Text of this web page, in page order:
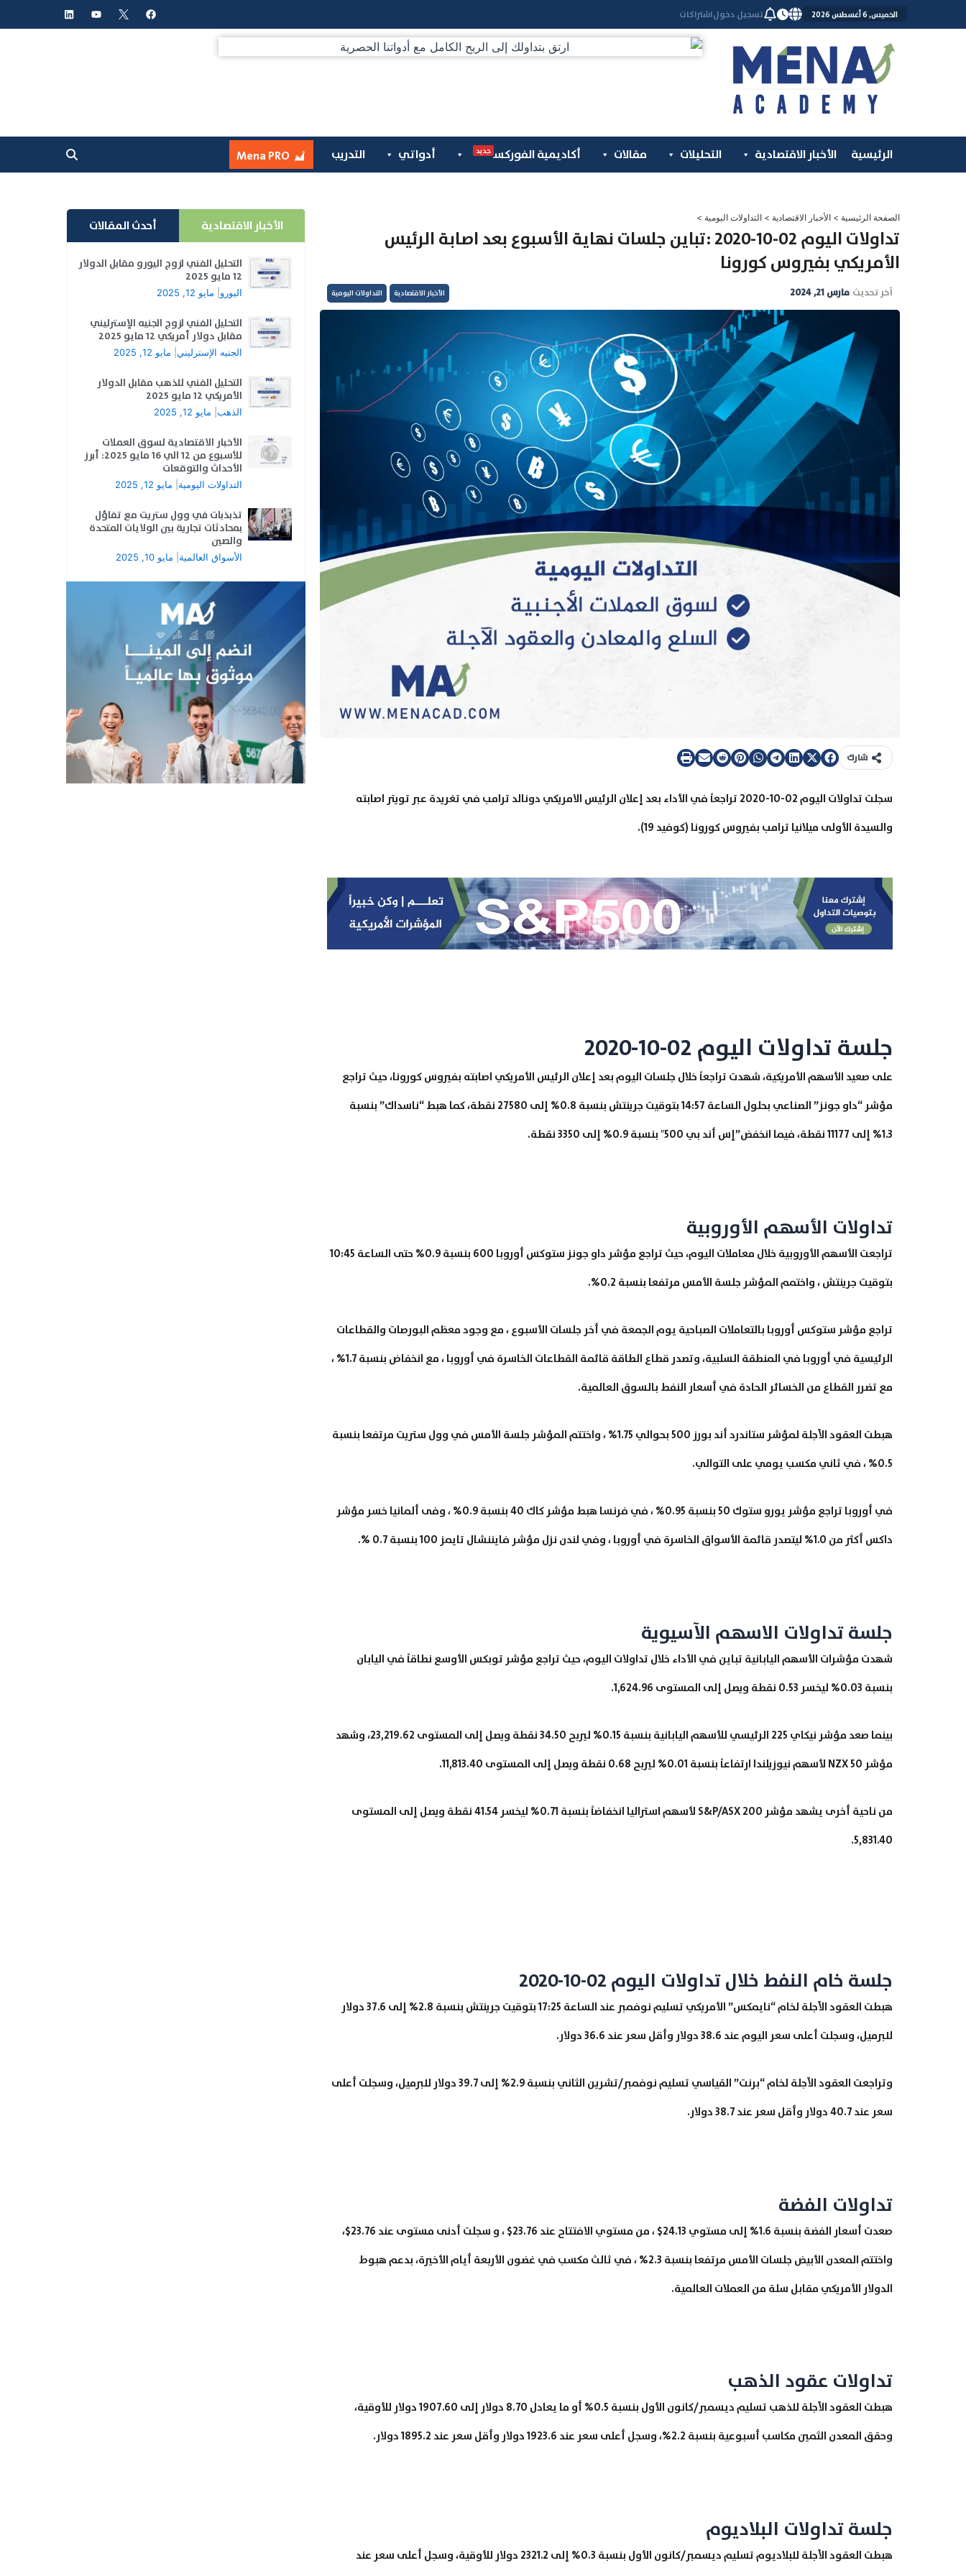
إلى
الخميس, 6 أغسطس 2026 تسجيل دخولاشتراكات
F
a
c
Y
o
u
L
i
n
الرئيسية الأخبار الاقتصادية التحليلات مقالات أكاديمية الفوركس جديد أدواتي التدريب Mena PRO
الصفحة الرئيسية > الأخبار الاقتصادية > التداولات اليومية >
تداولات اليوم 02-10-2020 :تباين جلسات نهاية الأسبوع بعد اصابة الرئيس
الأمريكي بفيروس كورونا
آخر تحديث مارس 21, 2024 الأخبار الاقتصادية التداولات اليومية
شارك
سجلت تداولات اليوم 02-10-2020 تراجعاً في الأداء بعد إعلان الرئيس الامريكي دونالد ترامب في تغريدة عبر تويتر اصابته
والسيدة الأولى ميلانيا ترامب بفيروس كورونا (كوفيد 19).
جلسة تداولات اليوم 02-10-2020
على صعيد الأسهم الأمريكية، شهدت تراجعاً خلال جلسات اليوم بعد إعلان الرئيس الأمريكي اصابته بفيروس كورونا، حيث تراجع
مؤشر “داو جونز” الصناعي بحلول الساعة 14:57 بتوقيت جرينتش بنسبة 0.8% إلى 27580 نقطة، كما هبط “ناسداك” بنسبة
1.3% إلى 11177 نقطة، فيما انخفض”إس أند بي 500″ بنسبة 0.9% إلى 3350 نقطة.
تداولات الأسهم الأوروبية
تراجعت الأسهم الأوروبية خلال معاملات اليوم، حيث تراجع مؤشر داو جونز ستوكس أوروبا 600 بنسبة 0.9% حتى الساعة 10:45
بتوقيت جرينتش ، واختمم المؤشر جلسة الأمس مرتفعا بنسبة 0.2%.
تراجع مؤشر ستوكس أوروبا بالتعاملات الصباحية يوم الجمعة في أخر جلسات الأسبوع ، مع وجود معظم البورصات والقطاعات
الرئيسية في أوروبا في المنطقة السلبية، وتصدر قطاع الطاقة قائمة القطاعات الخاسرة في أوروبا ، مع انخفاض بنسبة 1.7% ،
مع تضرر القطاع من الخسائر الحادة في أسعار النفط بالسوق العالمية.
هبطت العقود الآجلة لمؤشر ستاندرد أند بورز 500 بحوالي 1.75% ، واختتم المؤشر جلسة الأمس في وول ستريت مرتفعا بنسبة
0.5% ، في ثاني مكسب يومي على التوالي.
في أوروبا تراجع مؤشر يورو ستوك 50 بنسبة 0.95% ، في فرنسا هبط مؤشر كاك 40 بنسبة 0.9% ، وفى ألمانيا خسر مؤشر
داكس أكثر من 1.0% ليتصدر قائمة الأسواق الخاسرة في أوروبا ، وفي لندن نزل مؤشر فايننشال تايمز 100 بنسبة 0.7 %.
جلسة تداولات الاسهم الآسيوية
شهدت مؤشرات الأسهم اليابانية تباين في الأداء خلال تداولات اليوم، حيث تراجع مؤشر توبكس الأوسع نطاقاً في اليابان
بنسبة 0.03% ليخسر 0.53 نقطة ويصل إلى المستوى 1,624.96.
بينما صعد مؤشر نيكاي 225 الرئيسي للأسهم اليابانية بنسبة 0.15% ليربح 34.50 نقطة ويصل إلى المستوى 23,219.62، وشهد
مؤشر NZX 50 لأسهم نيوزيلندا ارتفاعاً بنسبة 0.01% ليربح 0.68 نقطة ويصل إلى المستوى 11,813.40.
من ناحية أخرى يشهد مؤشر S&P/ASX 200 لأسهم استراليا انخفاضاً بنسبة 0.71% ليخسر 41.54 نقطة ويصل إلى المستوى
5,831.40.
جلسة خام النفط خلال تداولات اليوم 02-10-2020
هبطت العقود الآجلة لخام “نايمكس” الأمريكي تسليم نوفمبر عند الساعة 17:25 بتوقيت جرينتش بنسبة 2.8% إلى 37.6 دولار
للبرميل، وسجلت أعلى سعر اليوم عند 38.6 دولار وأقل سعر عند 36.6 دولار.
وتراجعت العقود الآجلة لخام “برنت” القياسي تسليم نوفمبر/تشرين الثاني بنسبة 2.9% إلى 39.7 دولار للبرميل، وسجلت أعلى
سعر عند 40.7 دولار وأقل سعر عند 38.7 دولار.
تداولات الفضة
صعدت أسعار الفضة بنسبة 1.6% إلى مستوي 24.13$ ، من مستوي الافتتاح عند 23.76$ ، و سجلت أدنى مستوى عند 23.76$،
واختتم المعدن الأبيض جلسات الأمس مرتفعا بنسبة 2.3% ، في ثالث مكسب في غضون الأربعة أيام الأخيرة، بدعم هبوط
الدولار الأمريكي مقابل سلة من العملات العالمية.
تداولات عقود الذهب
هبطت العقود الآجلة للذهب تسليم ديسمبر/كانون الأول بنسبة 0.5% أو ما يعادل 8.70 دولار إلى 1907.60 دولار للأوقية،
وحقق المعدن الثمين مكاسب أسبوعية بنسبة 2.2%، وسجل أعلى سعر عند 1923.6 دولار وأقل سعر عند 1895.2 دولار.
جلسة تداولات البلاديوم
هبطت العقود الآجلة للبلاديوم تسليم ديسمبر/كانون الأول بنسبة 0.3% إلى 2321.2 دولار للأوقية، وسجل أعلى سعر عند
الأخبار الاقتصادية أحدث المقالات
التحليل الفني لزوج اليورو مقابل الدولار
12 مايو 2025
اليورو مايو 12, 2025
التحليل الفني لزوج الجنيه الإسترليني
مقابل دولار أمريكي 12 مايو 2025
الجنيه الإسترليني مايو 12, 2025
التحليل الفني للذهب مقابل الدولار
الأمريكي 12 مايو 2025
الذهب مايو 12, 2025
الأخبار الاقتصادية لسوق العملات
للأسبوع من 12 الي 16 مايو 2025: أبرز
الأحداث والتوقعات
التداولات اليومية مايو 12, 2025
تذبذبات في وول ستريت مع تفاؤل
بمحادثات تجارية بين الولايات المتحدة
والصين
الأسواق العالمية مايو 10, 2025